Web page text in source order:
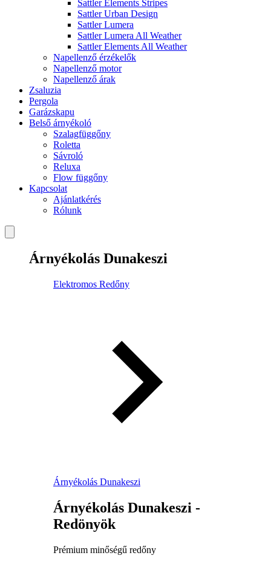
Sattler Elements Stripes
Sattler Urban Design
Sattler Lumera
Sattler Lumera All Weather
Sattler Elements All Weather
Napellenző érzékelők
Napellenző motor
Napellenző árak
Zsaluzia
Pergola
Garázskapu
Belső árnyékoló
Szalagfüggőny
Roletta
Sávroló
Reluxa
Flow függőny
Kapcsolat
Ajánlatkérés
Rólunk
Árnyékolás Dunakeszi
Elektromos Redőny
Árnyékolás Dunakeszi
Árnyékolás Dunakeszi -
Redönyök
Prémium minőségű redőny